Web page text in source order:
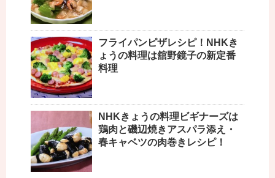
フライパンピザレシピ！NHKき
ょうの料理は舘野鏡子の新定番
料理
NHKきょうの料理ビギナーズは
鶏肉と磯辺焼きアスパラ添え・
春キャベツの肉巻きレシピ！